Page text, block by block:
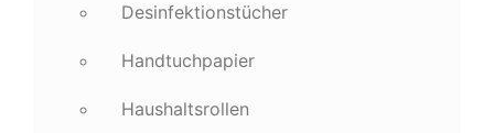
Desinfektionstücher
Handtuchpapier
Haushaltsrollen